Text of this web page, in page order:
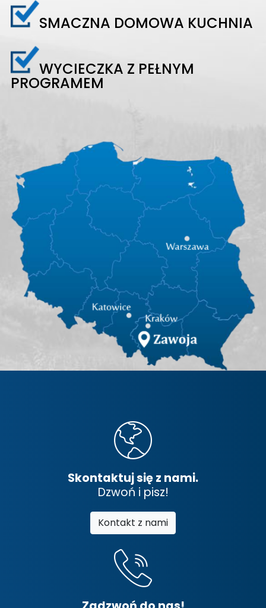
SMACZNA DOMOWA KUCHNIA
WYCIECZKA Z PEŁNYM
PROGRAMEM
Skontaktuj się z nami.
Dzwoń i pisz!
Kontakt z nami